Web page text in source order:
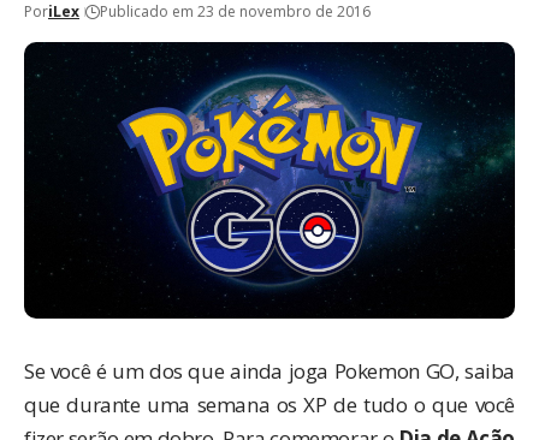
PoriLex Publicado em 23 de novembro de 2016
Se você é um dos que ainda joga Pokemon GO, saiba
que durante uma semana os XP de tudo o que você